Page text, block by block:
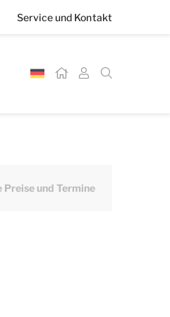
Service und Kontakt
Preise und Termine